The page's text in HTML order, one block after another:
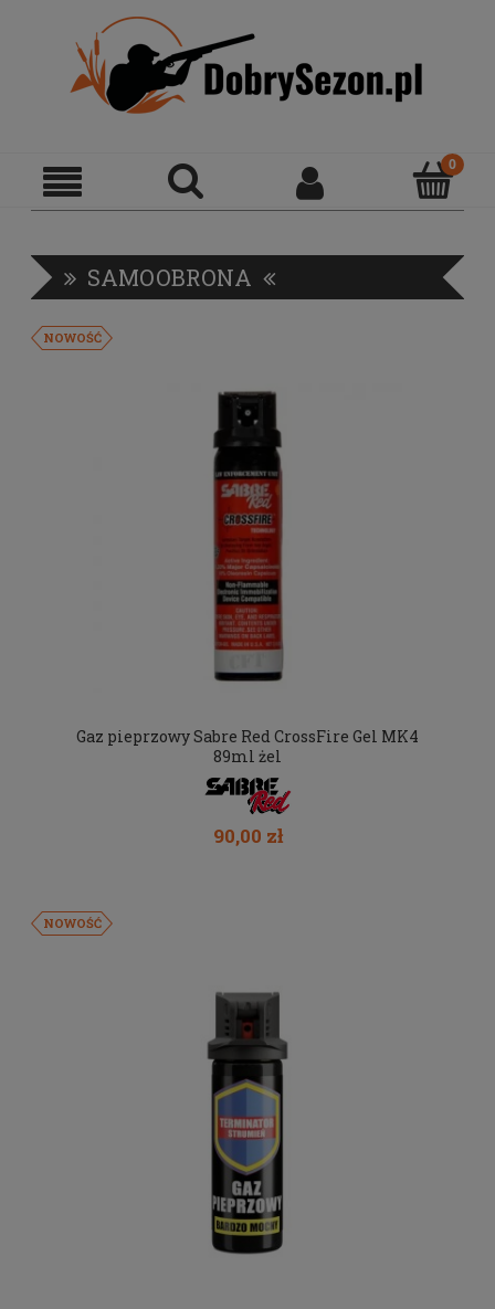
SAMOOBRONA
Gaz pieprzowy Sabre Red CrossFire Gel MK4
89ml żel
90,00 zł
NOWOŚĆ
NOWOŚĆ